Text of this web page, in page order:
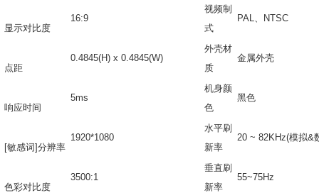
显示对比度
16:9
视频制
式
PAL 、NTSC
点距
0.4845(H) x 0.4845(W)
外壳材
质
金属外壳
响应时间
5ms
机身颜
色
黑色
[敏感词]分辨率
1920*1080
水平刷
新率
20 ~ 82KHz(模拟&
色彩对比度
3500:1
垂直刷
新率
55~75Hz